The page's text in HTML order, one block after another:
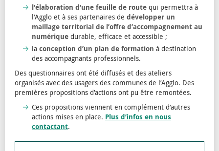
l’élaboration d’une feuille de route qui permettra à
l’Agglo et à ses partenaires de développer un
maillage territorial de l’offre d’accompagnement au
numérique durable, efficace et accessible ;
la conception d’un plan de formation à destination
des accompagnants professionnels.
Des questionnaires ont été diffusés et des ateliers
organisés avec des usagers des communes de l’Agglo. Des
premières propositions d’actions ont pu être remontées.
Ces propositions viennent en complément d’autres
actions mises en place. Plus d’infos en nous
contactant.